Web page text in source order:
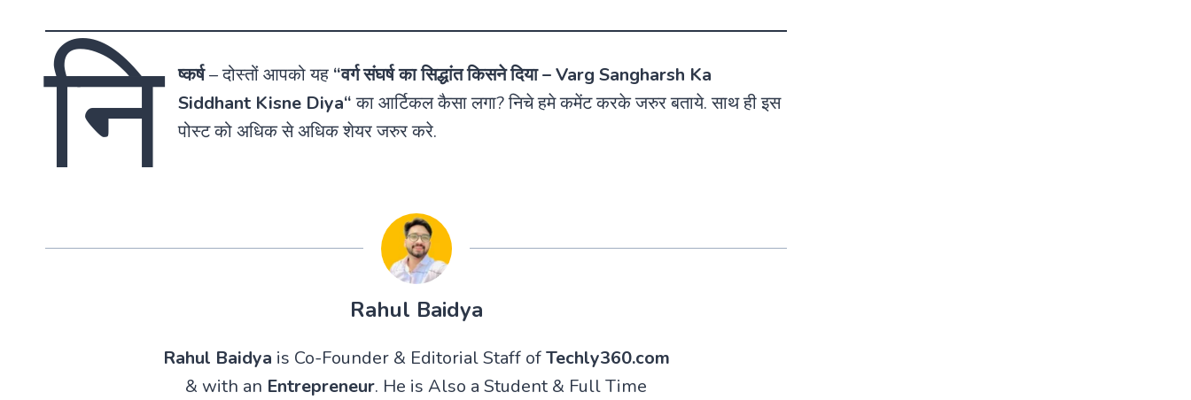
नि ष्कर्ष– दोस्तों आपको यह “वर्ग संघर्ष का सिद्धांत किसने दिया –Varg Sangharsh Ka
Siddhant Kisne Diya“का आर्टिकल कैसा लगा? निचे हमे कमेंट करके जरुर बताये. साथ ही इस
पोस्ट को अधिक से अधिक शेयर जरुर करे.
Rahul Baidya
Rahul Baidya is Co-Founder & Editorial Staff ofTechly360.com
& with an Entrepreneur. He is Also a Student & Full Time